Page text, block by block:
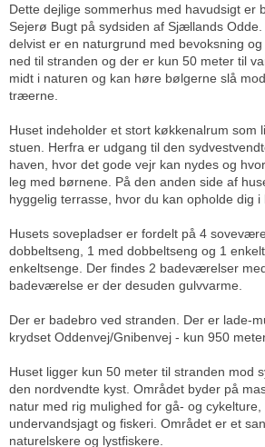
Dette dejlige sommerhus med havudsigt er
Sejerø Bugt på sydsiden af Sjællands
delvist er en naturgrund med bevoksning
ned til stranden og der er kun 50 meter til
midt i naturen og kan høre bølgerne slå
træerne.
Huset indeholder et stort køkkenalrum som
stuen. Herfra er udgang til den
haven, hvor det gode vejr kan nydes og
leg med børnene. På den anden side af
hyggelig terrasse, hvor du kan opholde dig
Husets sovepladser er fordelt på 4
dobbeltseng, 1 med dobbeltseng og 1
enkeltsenge. Der findes 2 badeværelser
badeværelse er der desuden gulvvarme.
Der er badebro ved stranden. Der er lade-
krydset Oddenvej/Gnibenvej - kun 950
Huset ligger kun 50 meter til stranden mod
den nordvendte kyst. Området byder på
natur med rig mulighed for gå- og cykelture,
undervandsjagt og fiskeri. Området er et
naturelskere og lystfiskere.